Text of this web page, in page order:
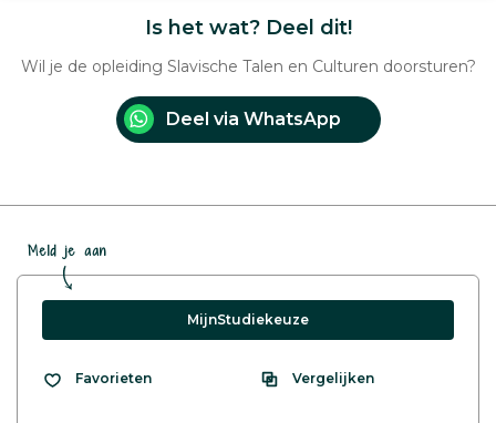
Is het wat? Deel dit!
Wil je de opleiding Slavische Talen en Culturen doorsturen?
Deel via WhatsApp
Meld je aan
MijnStudiekeuze
Favorieten Vergelijken